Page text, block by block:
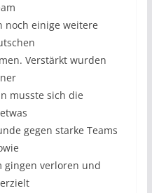
einige weitere
Verstärkt wurden
musste sich die
gegen starke Teams
gingen verloren und